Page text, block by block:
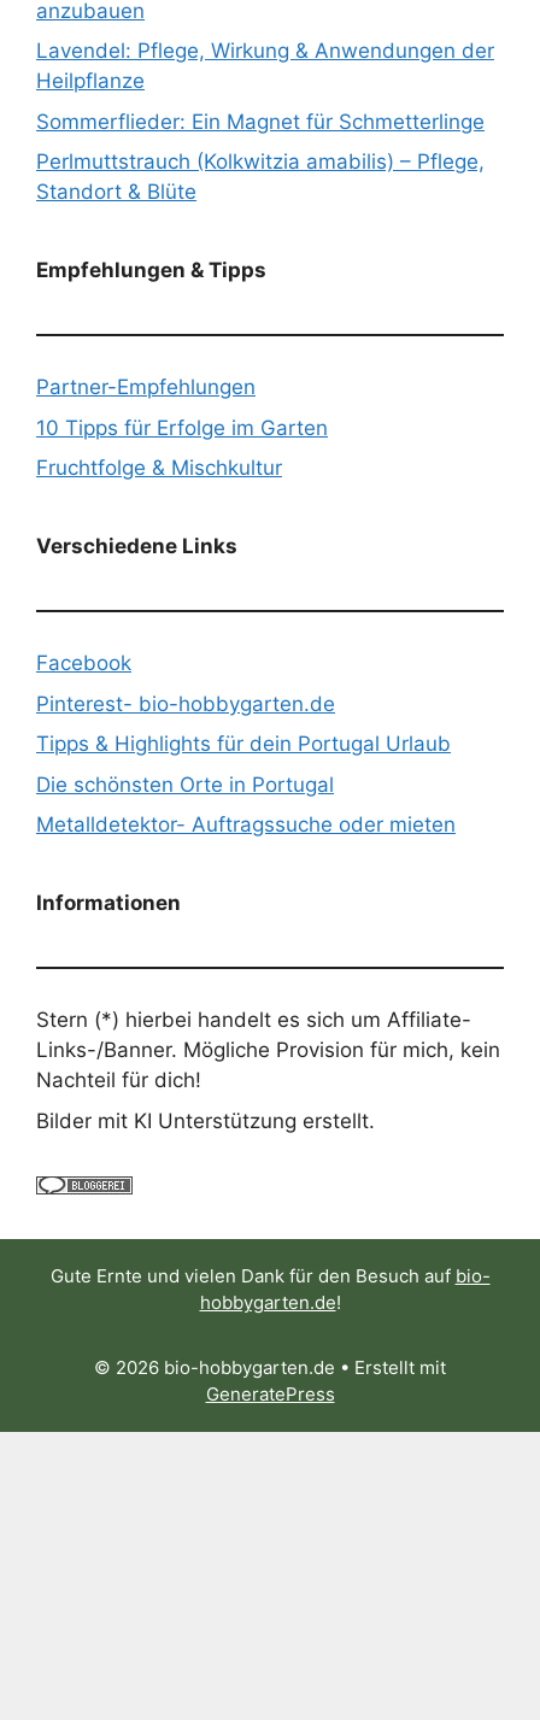
anzubauen
Lavendel: Pflege, Wirkung & Anwendungen der
Heilpflanze
Sommerflieder: Ein Magnet für Schmetterlinge
Perlmuttstrauch (Kolkwitzia amabilis) – Pflege,
Standort & Blüte
Empfehlungen & Tipps
Partner-Empfehlungen
10 Tipps für Erfolge im Garten
Fruchtfolge & Mischkultur
Verschiedene Links
Facebook
Pinterest- bio-hobbygarten.de
Tipps & Highlights für dein Portugal Urlaub
Die schönsten Orte in Portugal
Metalldetektor- Auftragssuche oder mieten
Informationen
Stern (*) hierbei handelt es sich um Affiliate-
Links-/Banner. Mögliche Provision für mich, kein
Nachteil für dich!
Bilder mit KI Unterstützung erstellt.
Gute Ernte und vielen Dank für den Besuch auf bio-
hobbygarten.de!
© 2026 bio-hobbygarten.de • Erstellt mit
GeneratePress